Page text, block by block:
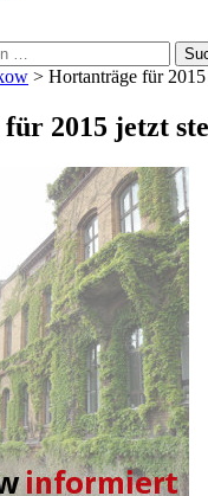
> Hortanträge für
2015 jetzt